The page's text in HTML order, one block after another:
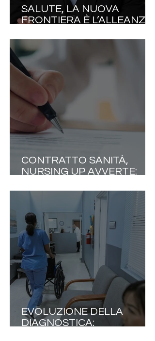
SALUTE, LA NUOVA
FRONTIERA È L’ALLEANZA
CONTRATTO SANITÀ,
NURSING UP AVVERTE:
NON DIVENTI UN
PRETESTO PER LIVELLARE
LE PROFESSIONI»
EVOLUZIONE DELLA
DIAGNOSTICA: